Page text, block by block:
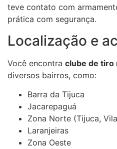
teve contato com
prática com segurança.
Localização e
Você encontra clube de tiro
diversos bairros, como:
Barra da Tijuca
Jacarepaguá
Zona Norte (Tijuca,
Laranjeiras
Zona Oeste